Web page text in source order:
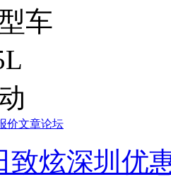
车
价文章论坛
致炫深圳优